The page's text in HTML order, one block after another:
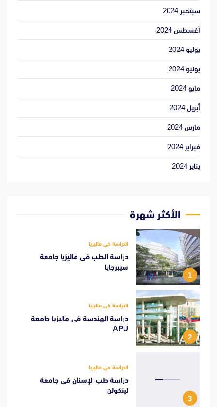
سبتمبر 2024
أغسطس 2024
يوليو 2024
يونيو 2024
مايو 2024
أبريل 2024
مارس 2024
فبراير 2024
يناير 2024
الأكثر شهرة
1
الدراسة فى ماليزيا
دراسة الطب فى ماليزيا جامعة
سيبرجايا
2
الدراسة فى ماليزيا
دراسة الهندسة فى ماليزيا جامعة
APU
3
الدراسة فى ماليزيا
دراسة طب الإسنان فى جامعة
لينكولن